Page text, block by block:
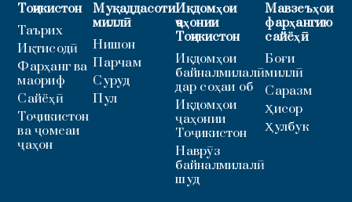
Тоҷикистон
Таърих
Иқтисодӣ
Фарҳанг ва
маориф
Сайёҳӣ
Тоҷикистон
ва ҷомеаи
ҷаҳон
Муқаддасоти
миллӣ
Нишон
Парчам
Суруд
Пул
Иқдомҳои
ҷаҳонии
Тоҷикистон
Иқдомҳои
байналмилалӣ
дар соҳаи об
Иқдомҳои
ҷаҳонии
Тоҷикистон
Наврӯз
байналмилалӣ
шуд
Мавзеъҳои
фарҳангию
сайёҳӣ
Боғи
миллӣ
Саразм
Ҳисор
Ҳулбук